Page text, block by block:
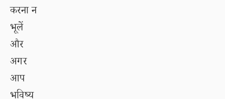
करना न
भूलें
और
अगर
आप